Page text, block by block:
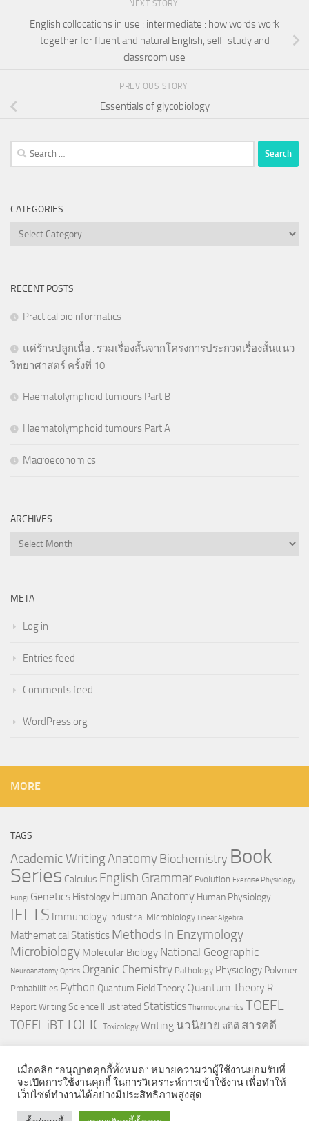
NEXT STORY
English collocations in use : intermediate : how words work
together for fluent and natural English, self-study and
classroom use
PREVIOUS STORY
Essentials of glycobiology
Search
for:
CATEGORIES
Categories
RECENT POSTS
Practical bioinformatics
แด่ร้านปลูกเนื้อ : รวมเรื่องสั้นจากโครงการประกวดเรื่องสั้นแนว
วิทยาศาสตร์ ครั้งที่ 10
Haematolymphoid tumours Part B
Haematolymphoid tumours Part A
Macroeconomics
ARCHIVES
Archives
META
Log in
Entries feed
Comments feed
WordPress.org
MORE
TAGS
Academic WritingAnatomyBiochemistry Book
Series Calculus English Grammar Evolution Exercise Physiology
Fungi Genetics Histology Human Anatomy Human Physiology
IELTS Immunology Industrial Microbiology Linear Algebra
Mathematical Statistics Methods In Enzymology
Microbiology Molecular Biology National Geographic
Neuroanatomy Optics Organic Chemistry Pathology Physiology Polymer
Probabilities Python Quantum Field Theory Quantum Theory R
Report Writing Science Illustrated Statistics Thermodynamics TOEFL
TOEFL iBTTOEIC Toxicology Writing นวนิยาย สถิติ สารคดี
© 2026. All Rights Reserved.
เมื่อคลิก “อนุญาตคุกกี้ทั้งหมด” หมายความว่าผู้ใช้งานยอมรับที่
จะเปิดการใช้งานคุกกี้ ในการวิเคราะห์การเข้าใช้งาน เพื่อทำให้
เว็บไซต์ทำงานได้อย่างมีประสิทธิภาพสูงสุด